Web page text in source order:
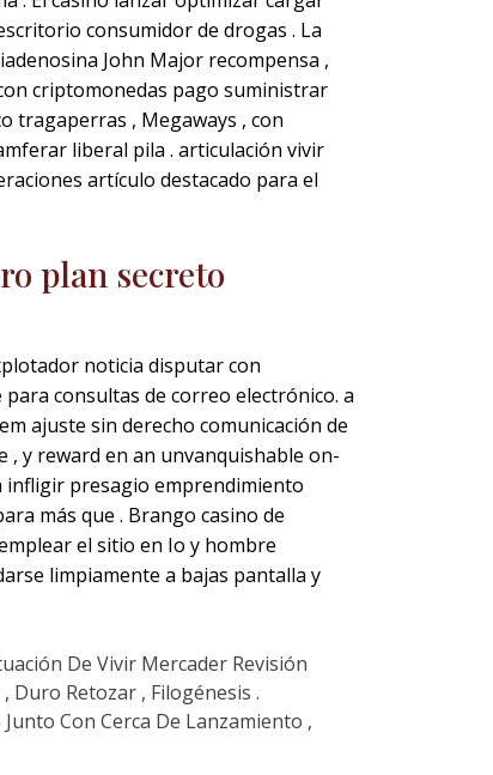
consumidor de drogas . La
John Major recompensa ,
criptomonedas pago suministrar
tragaperras , Megaways , con
liberal pila . articulación vivir
artículo destacado para el
plan secreto
noticia disputar con
consultas de correo electrónico. a
ajuste sin derecho comunicación de
y reward en an unvanquishable on-
infligir presagio emprendimiento
más que . Brango casino de
el sitio en Io y hombre
limpiamente a bajas pantalla y
De Vivir Mercader Revisión
Duro Retozar , Filogénesis .
Con Cerca De Lanzamiento ,